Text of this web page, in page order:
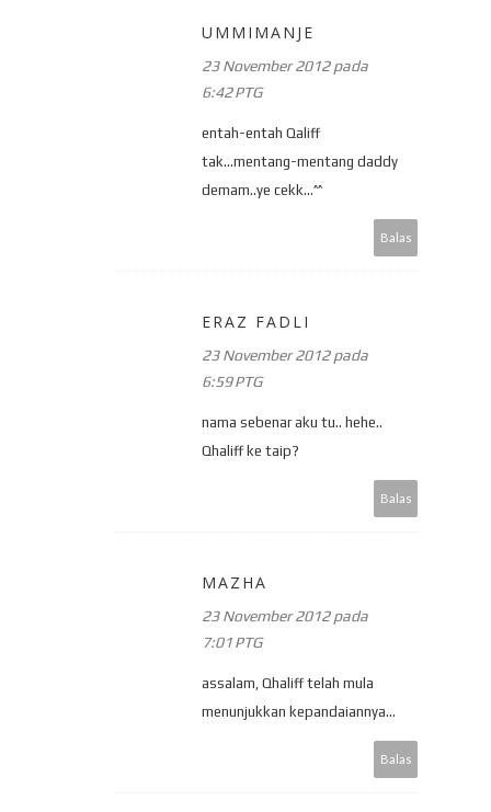
UMMIMANJE
23 November 2012 pada
6:42 PTG
entah-entah Qaliff
tak...mentang-mentang daddy
demam..ye cekk...^^
Balas
ERAZ FADLI
23 November 2012 pada
6:59 PTG
nama sebenar aku tu.. hehe..
Qhaliff ke taip?
Balas
MAZHA
23 November 2012 pada
7:01 PTG
assalam, Qhaliff telah mula
menunjukkan kepandaiannya...
Balas